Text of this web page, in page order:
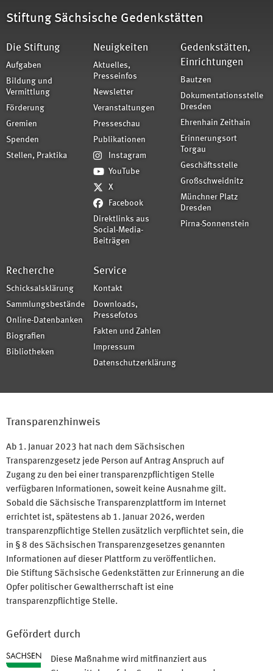
Stiftung Sächsische Gedenkstätten
Die Stiftung
Aufgaben
Bildung und
Vermittlung
Förderung
Gremien
Spenden
Stellen, Praktika
Neuigkeiten
Aktuelles,
Presseinfos
Newsletter
Veranstaltungen
Presseschau
Publikationen
Instagram
YouTube
X
Facebook
Direktlinks aus
Social-Media-
Beiträgen
Gedenkstätten,
Einrichtungen
Bautzen
Dokumentationsstelle
Dresden
Ehrenhain Zeithain
Erinnerungsort
Torgau
Geschäftsstelle
Großschweidnitz
Münchner Platz
Dresden
Pirna-Sonnenstein
Recherche
Schicksalsklärung
Sammlungsbestände
Online-Datenbanken
Biografien
Bibliotheken
Service
Kontakt
Downloads,
Pressefotos
Fakten und Zahlen
Impressum
Datenschutzerklärung
Transparenzhinweis
Ab 1. Januar 2023 hat nach dem Sächsischen
Transparenzgesetz jede Person auf Antrag Anspruch auf
Zugang zu den bei einer transparenzpflichtigen Stelle
verfügbaren Informationen, soweit keine Ausnahme gilt.
Sobald die Sächsische Transparenzplattform im Internet
errichtet ist, spätestens ab 1. Januar 2026, werden
transparenzpflichtige Stellen zusätzlich verpflichtet sein, die
in § 8 des Sächsischen Transparenzgesetzes genannten
Informationen auf dieser Plattform zu veröffentlichen.
Die Stiftung Sächsische Gedenkstätten zur Erinnerung an die
Opfer politischer Gewaltherrschaft ist eine
transparenzpflichtige Stelle.
Gefördert durch
Diese Maßnahme wird mitfinanziert aus